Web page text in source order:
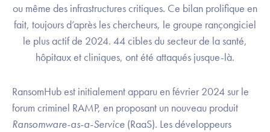
ou même des infrastructures critiques. Ce bilan prolifique en
fait, toujours d’après les chercheurs, le groupe rançongiciel
le plus actif de 2024. 44 cibles du secteur de la santé,
hôpitaux et cliniques, ont été attaqués jusque-là.
RansomHub est initialement apparu en février 2024 sur le
forum criminel RAMP, en proposant un nouveau produit
Ransomware-as-a-Service (RaaS). Les développeurs